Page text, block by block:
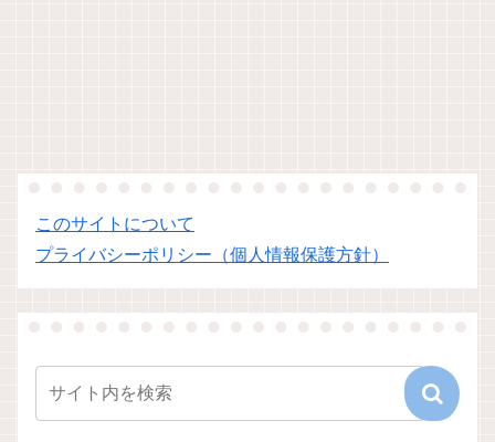
このサイトについて
プライバシーポリシー（個人情報保護方針）